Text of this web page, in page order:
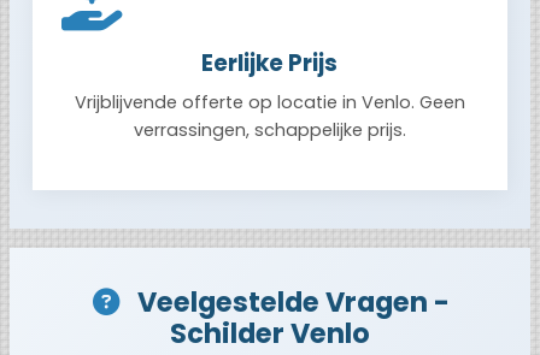
Eerlijke Prijs
Vrijblijvende offerte op locatie in Venlo. Geen
verrassingen, schappelijke prijs.
Veelgestelde Vragen -
Schilder Venlo